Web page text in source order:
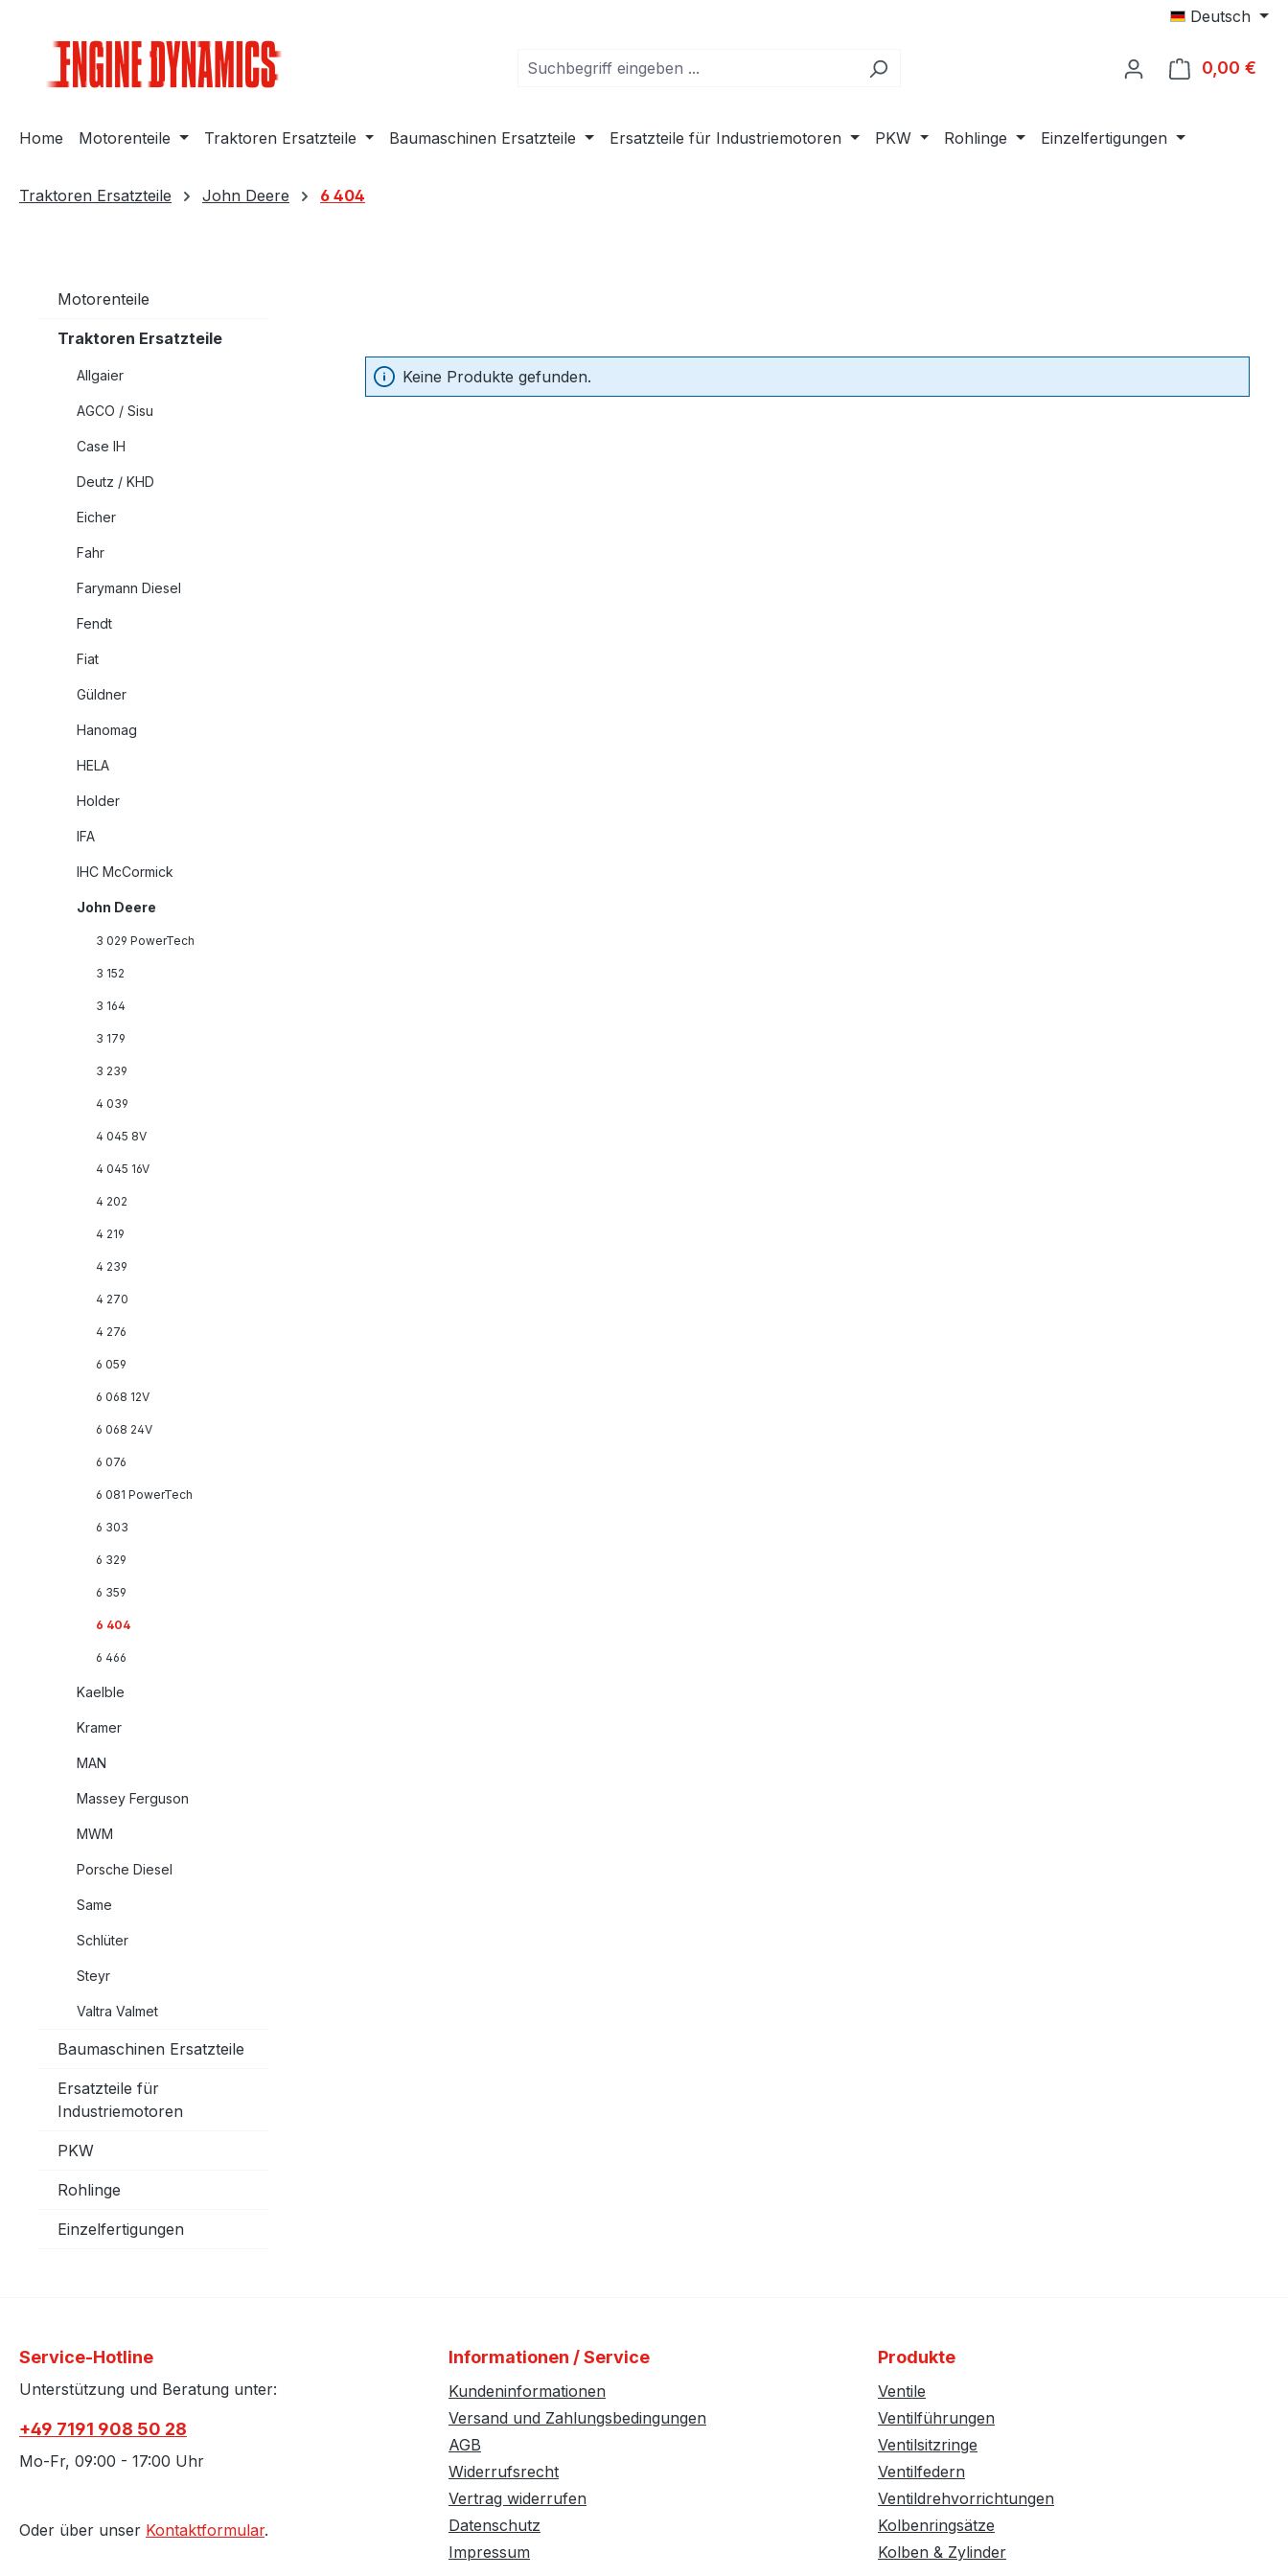
Deutsch
0,00 €
Home Motorenteile Traktoren Ersatzteile Baumaschinen Ersatzteile Ersatzteile für Industriemotoren PKW Rohlinge Einzelfertigungen
Traktoren Ersatzteile John Deere 6 404
Motorenteile
Traktoren Ersatzteile
Allgaier
AGCO / Sisu
Case IH
Deutz / KHD
Eicher
Fahr
Farymann Diesel
Fendt
Fiat
Güldner
Hanomag
HELA
Holder
IFA
IHC McCormick
John Deere
3 029 PowerTech
3 152
3 164
3 179
3 239
4 039
4 045 8V
4 045 16V
4 202
4 219
4 239
4 270
4 276
6 059
6 068 12V
6 068 24V
6 076
6 081 PowerTech
6 303
6 329
6 359
6 404
6 466
Kaelble
Kramer
MAN
Massey Ferguson
MWM
Porsche Diesel
Same
Schlüter
Steyr
Valtra Valmet
Baumaschinen Ersatzteile
Ersatzteile für
Industriemotoren
PKW
Rohlinge
Einzelfertigungen
Keine Produkte gefunden.
Service-Hotline
Unterstützung und Beratung unter:
+49 7191 908 50 28
Mo-Fr, 09:00 - 17:00 Uhr
Oder über unser Kontaktformular.
Informationen / Service
Kundeninformationen
Versand und Zahlungsbedingungen
AGB
Widerrufsrecht
Vertrag widerrufen
Datenschutz
Impressum
Produkte
Ventile
Ventilführungen
Ventilsitzringe
Ventilfedern
Ventildrehvorrichtungen
Kolbenringsätze
Kolben & Zylinder